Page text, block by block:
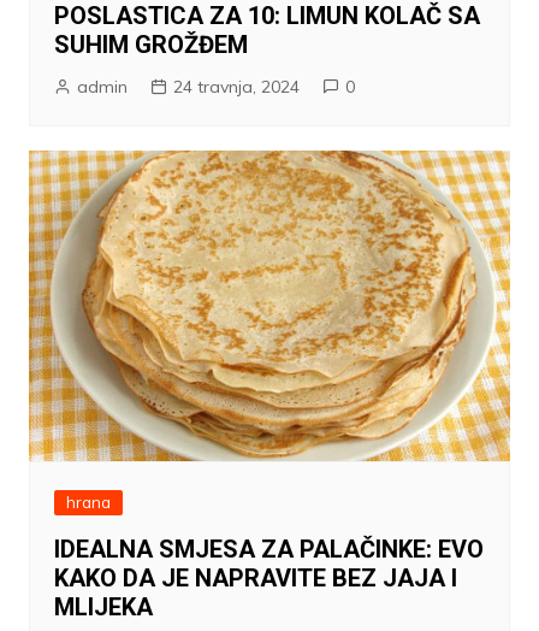
POSLASTICA ZA 10: LIMUN KOLAČ SA
SUHIM GROŽĐEM
admin 24 travnja, 2024 0
hrana
IDEALNA SMJESA ZA PALAČINKE: EVO
KAKO DA JE NAPRAVITE BEZ JAJA I
MLIJEKA